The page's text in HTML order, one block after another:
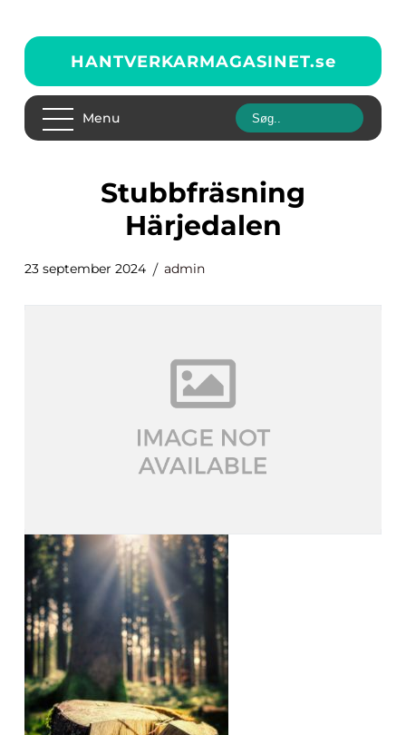
HANTVERKARMAGASINET.se
Menu
Stubbfräsning
Härjedalen
23 september 2024 admin